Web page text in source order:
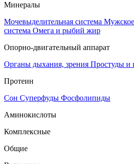
Минералы
Мочевыделительная система Мужское
система Омега и рыбий жир
Опорно-двигательный аппарат
Органы дыхания, зрения Простуды и
Протеин
Сон Суперфуды Фосфолипиды
Аминокислоты
Комплексные
Общие